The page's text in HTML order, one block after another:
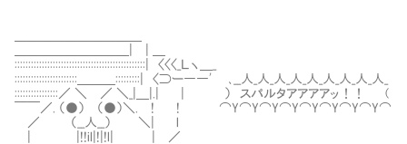
::::::::::::::::::::::::::::::::::::::::::::::::| 〈〈〈_Ｌヽ＿_
:::::::::::::::::::::::＿＿＿:::::::::| 〈⊃ー――' ､__人_人_人_人_人_人_人_人_人_
::::::::::::::::／ ＼ ／ ＼_|＿|.| | ） スパルタアアアアッ！！ (
￣￣／. （●） （●）＼. ! ! ⌒Y⌒Y⌒Y⌒Y⌒Y⌒Y⌒Y⌒Y⌒
／ （__人__） ＼| l
| |!!il|!|!l| | ／